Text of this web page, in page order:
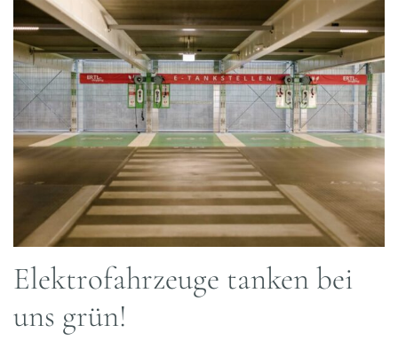
Elektrofahrzeuge tanken bei
uns grün!